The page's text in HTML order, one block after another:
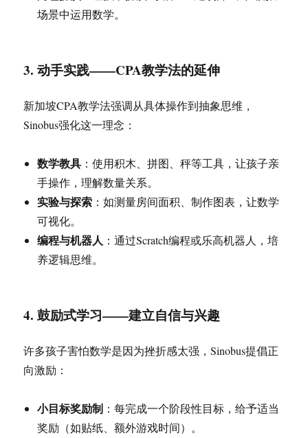
场景中运用数学。
3. 动手实践——CPA教学法的延伸
新加坡CPA教学法强调从具体操作到抽象思维，
Sinobus强化这一理念：
数学教具 ：使用积木、拼图、秤等工具，让孩子亲
手操作，理解数量关系。
实验与探索 ：如测量房间面积、制作图表，让数学
可视化。
编程与机器人 ：通过Scratch编程或乐高机器人，培
养逻辑思维。
4. 鼓励式学习——建立自信与兴趣
许多孩子害怕数学是因为挫折感太强，Sinobus提倡正
向激励：
小目标奖励制 ：每完成一个阶段性目标，给予适当
奖励（如贴纸、额外游戏时间）。